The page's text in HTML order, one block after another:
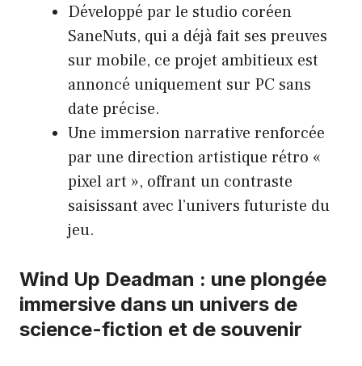
Développé par le studio coréen
SaneNuts, qui a déjà fait ses preuves
sur mobile, ce projet ambitieux est
annoncé uniquement sur PC sans
date précise.
Une immersion narrative renforcée
par une direction artistique rétro «
pixel art », offrant un contraste
saisissant avec l’univers futuriste du
jeu.
Wind Up Deadman : une plongée
immersive dans un univers de
science-fiction et de souvenir